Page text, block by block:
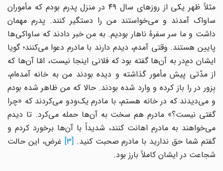
مثلاً ظهر یکی از روزهای سال ۴۹ در منزل پدرم بودم که مأموران
ساواک آمدند و می‌خواستند من را دستگیر کنند. پدرم مهمان
داشت و ما سر سفرۀ ناهار بودیم. به من خبر دادند که ساواکی‌ها
پایین هستند. وقتی آمدم، دیدم دارند با مادرم دعوا می‌کنند؛ گویا
ایشان دمِ‌در به آن‌ها گفته بود که فلانی اینجا نیست، امّا آن‌ها که
از مدّتی پیش مأمور گذاشته و دیده بودند من به خانه آمده‌ام،
بِزور در را باز کرده و وارد شده بودند. حالا که من ظاهر شده بودم
و می‌دیدند که در خانه هستم، با مادرم یک‌ودو می‌کردند که «چرا
گفتی نیست؟» مادرم هم سخت به آن‌ها حمله می‌کرد. تا دیدم
می‌خواهند به مادرم اهانت کنند، شدیداً با آن‌ها برخورد کردم و
گفتم شما حق ندارید با مادرم صحبت کنید.[3]
غرض، این حالت
شجاعت در ایشان کاملاً بارز بود.